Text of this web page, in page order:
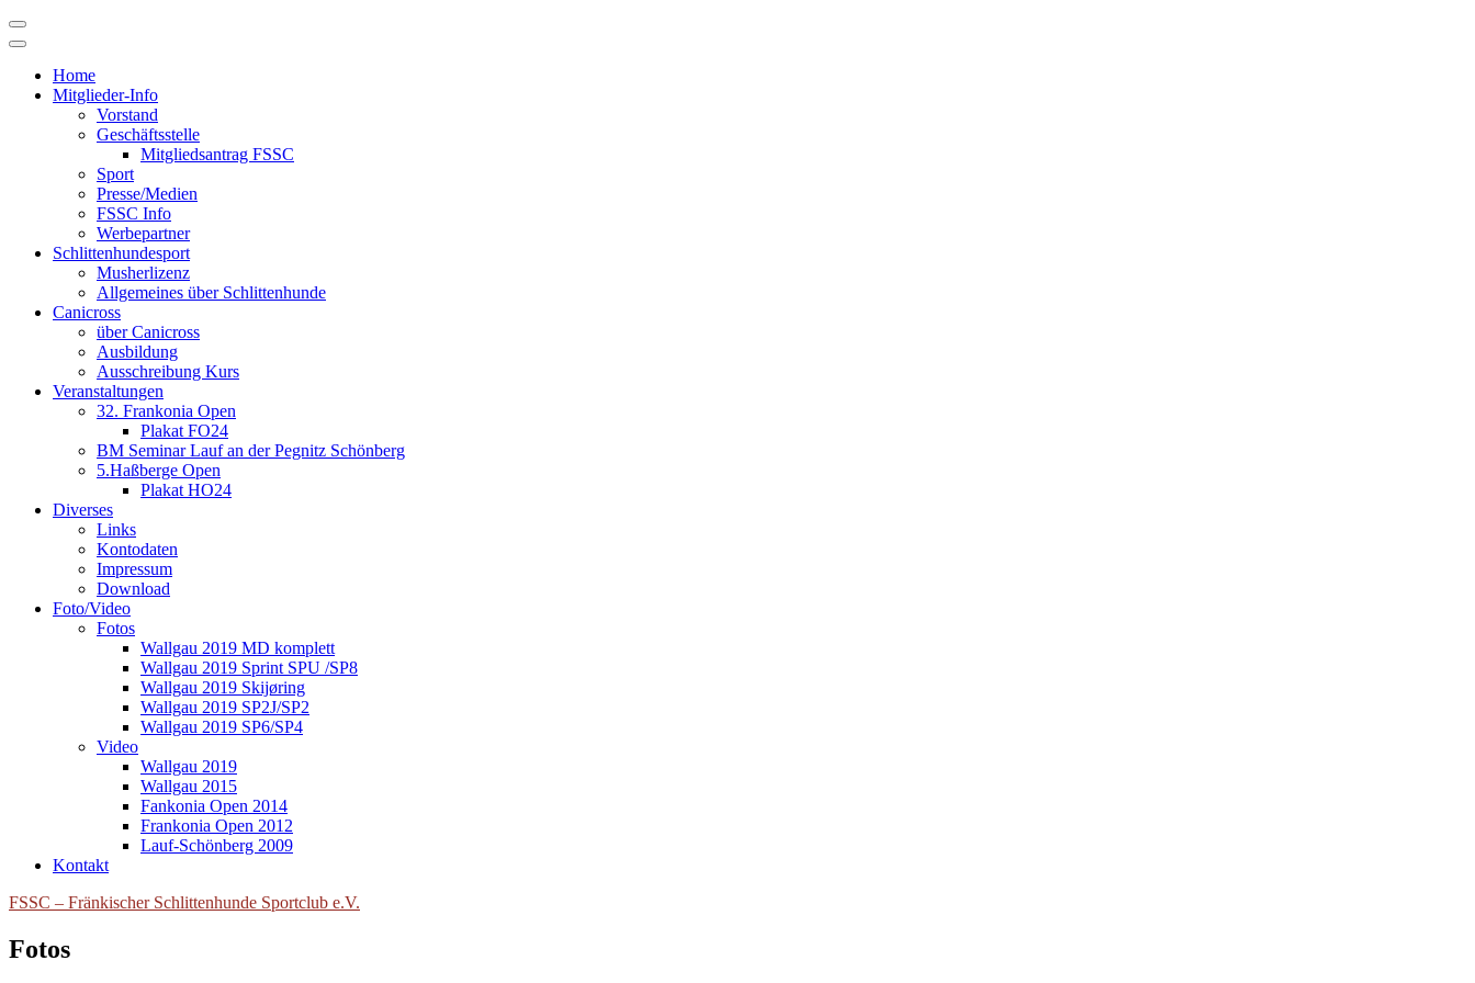
Skip
to
Home
Mitglieder-Info
Vorstand
Geschäftsstelle
Mitgliedsantrag FSSC
Sport
Presse/Medien
FSSC Info
Werbepartner
Schlittenhundesport
Musherlizenz
Allgemeines über Schlittenhunde
Canicross
über Canicross
Ausbildung
Ausschreibung Kurs
Veranstaltungen
32. Frankonia Open
Plakat FO24
BM Seminar Lauf an der Pegnitz Schönberg
5.Haßberge Open
Plakat HO24
Diverses
Links
Kontodaten
Impressum
Download
Foto/Video
Fotos
Wallgau 2019 MD komplett
Wallgau 2019 Sprint SPU /SP8
Wallgau 2019 Skijøring
Wallgau 2019 SP2J/SP2
Wallgau 2019 SP6/SP4
Video
Wallgau 2019
Wallgau 2015
Fankonia Open 2014
Frankonia Open 2012
Lauf-Schönberg 2009
Kontakt
FSSC – Fränkischer Schlittenhunde Sportclub e.V.
Fotos